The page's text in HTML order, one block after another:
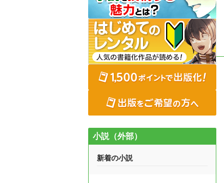
小説（外部）
新着の小説